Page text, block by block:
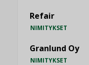
Refair
NIMITYKSET
Granlund Oy
NIMITYKSET